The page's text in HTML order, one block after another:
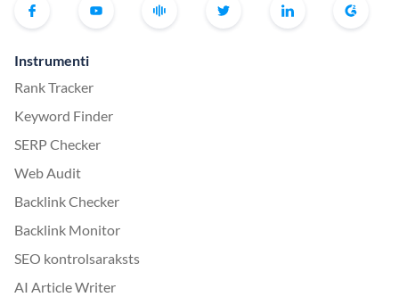
Instrumenti
Rank Tracker
Keyword Finder
SERP Checker
Web Audit
Backlink Checker
Backlink Monitor
SEO kontrolsaraksts
AI Article Writer